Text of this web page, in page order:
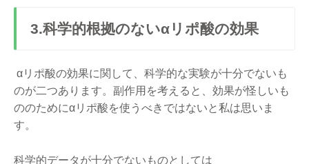
3.科学的根拠のないαリポ酸の効果
αリポ酸の効果に関して、科学的な実験が十分でないも
のが二つあります。副作用を考えると、効果が怪しいも
ののためにαリポ酸を使うべきではないと私は思いま
す。
科学的データが十分でないものとしては